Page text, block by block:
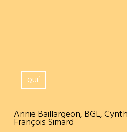
QUÉ
Annie Baillargeon, BGL,
François Simard